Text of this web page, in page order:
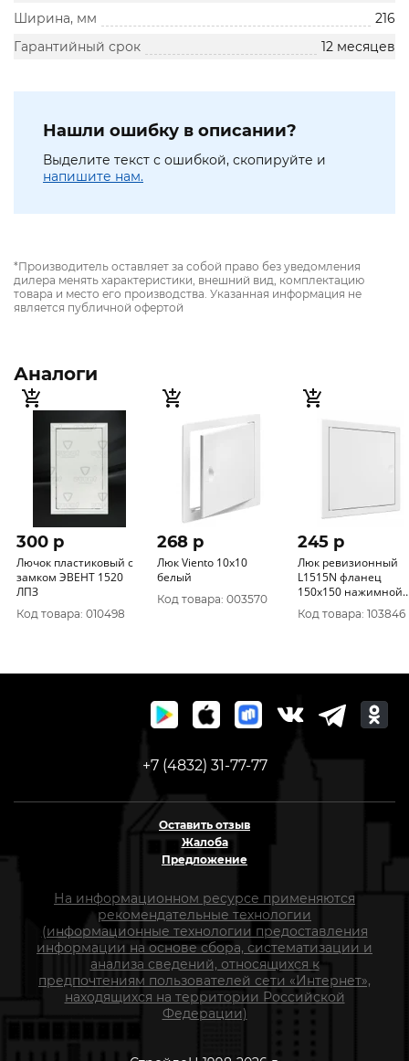
Ширина, мм
216
Гарантийный срок
12 месяцев
Нашли ошибку в описании?
Выделите текст с ошибкой, скопируйте и
напишите нам.
*Производитель оставляет за собой право без уведомления
дилера менять характеристики, внешний вид, комплектацию
товара и место его производства. Указанная информация не
является публичной офертой
Аналоги
300 p
Лючок пластиковый с
замком ЭВЕНТ 1520
ЛПЗ
Код товара: 010498
268 p
Люк Viento 10х10
белый
Код товара: 003570
245 p
Люк ревизионный
L1515N фланец
150х150 нажимной
172х172 пластик
ERA уп.34/1шт.
Код товара: 103846
+7 (4832) 31-77-77
Оставить отзыв
Жалоба
Предложение
На информационном ресурсе применяются
рекомендательные технологии
(информационные технологии предоставления
информации на основе сбора, систематизации и
анализа сведений, относящихся к
предпочтениям пользователей сети «Интернет»,
находящихся на территории Российской
Федерации)